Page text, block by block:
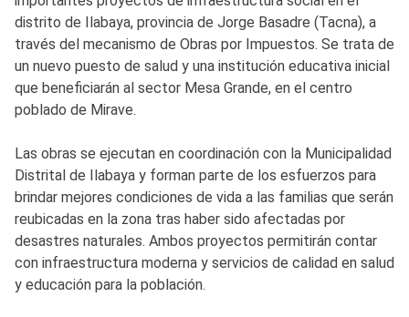
distrito de Ilabaya, provincia de Jorge Basadre (Tacna), a
través del mecanismo de Obras por Impuestos. Se trata de
un nuevo puesto de salud y una institución educativa inicial
que beneficiarán al sector Mesa Grande, en el centro
poblado de Mirave.
Las obras se ejecutan en coordinación con la Municipalidad
Distrital de Ilabaya y forman parte de los esfuerzos para
brindar mejores condiciones de vida a las familias que serán
reubicadas en la zona tras haber sido afectadas por
desastres naturales. Ambos proyectos permitirán contar
con infraestructura moderna y servicios de calidad en salud
y educación para la población.